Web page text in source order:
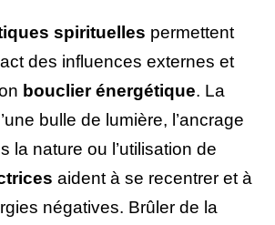
spirituelles permettent
des influences externes et
bouclier énergétique. La
bulle de lumière, l’ancrage
la nature ou l’utilisation de
aident à se recentrer et à
négatives. Brûler de la